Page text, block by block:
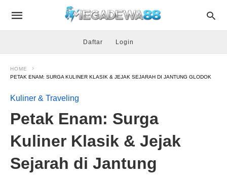
Daftar Login
HOME
PETAK ENAM: SURGA KULINER KLASIK & JEJAK SEJARAH DI JANTUNG GLODOK
Kuliner & Traveling
Petak Enam: Surga
Kuliner Klasik & Jejak
Sejarah di Jantung